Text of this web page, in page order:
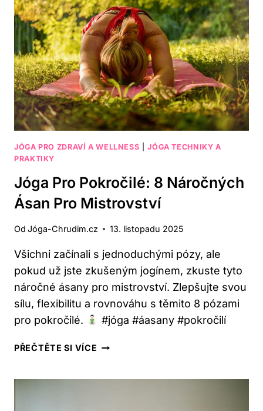
PRO
ZAČÁTEČNÍKY
JÓGA PRO ZDRAVÍ A WELLNESS |JÓGA TECHNIKY A
PRAKTIKY
Jóga Pro Pokročilé: 8 Náročných
Ásan Pro Mistrovství
Od Jóga-Chrudim.cz 13. listopadu 2025
Všichni začínali s jednoduchými pózy, ale
pokud už jste zkušeným jogínem, zkuste tyto
náročné ásany pro mistrovství. Zlepšujte svou
sílu, flexibilitu a rovnováhu s těmito 8 pózami
pro pokročilé.
#jóga #áasany #pokročilí
PŘEČTĚTE SI VÍCE JÓGA